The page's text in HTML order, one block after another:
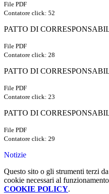
File PDF
Contatore click: 52
PATTO DI
File PDF
Contatore click: 28
PATTO DI
File PDF
Contatore click: 23
PATTO DI
File PDF
Contatore click: 29
Notizie
Questo sito o gli strumenti terzi
cookie necessari al
COOKIE POLICY.